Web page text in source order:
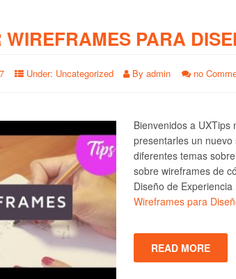
PARA
Under: Uncategorized By admin no
Bienvenidos a UXTips
presentarles un
diferentes temas
sobre wireframes de
Diseño de
Wireframes para
READ MORE